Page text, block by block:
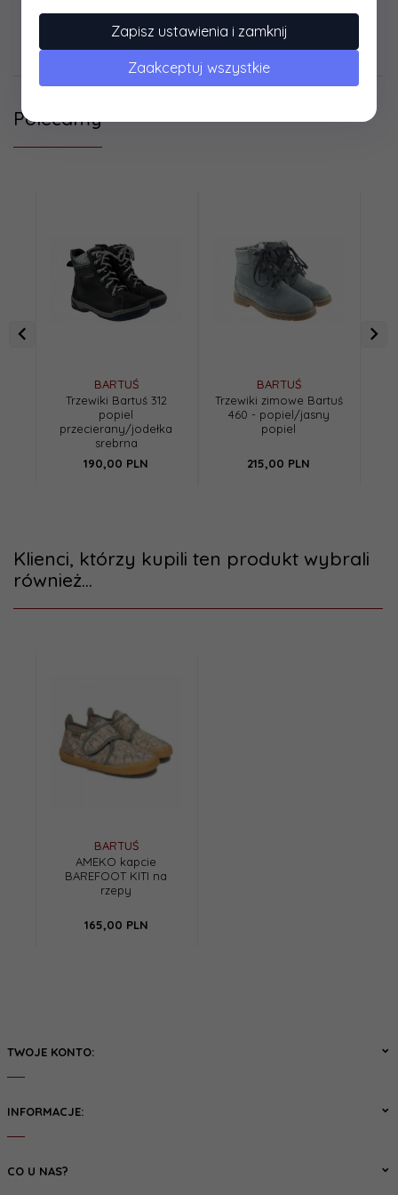
Dane techniczne
Polecamy
BARTUŚ
Trzewiki Bartuś 312
popiel
przecierany/jodełka
srebrna
190,00 PLN
BARTUŚ
Trzewiki zimowe Bartuś
460 - popiel/jasny
popiel
215,00 PLN
Klienci, którzy kupili ten produkt wybrali
również...
BARTUŚ
AMEKO kapcie
BAREFOOT KITI na
rzepy
165,00 PLN
TWOJE KONTO:
INFORMACJE:
CO U NAS?
Zapisz ustawienia i zamknij
Zaakceptuj wszystkie